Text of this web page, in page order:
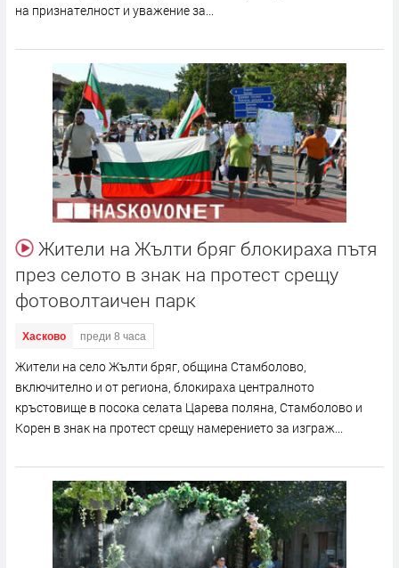
на признателност и уважение за...
Жители на Жълти бряг блокираха пътя
през селото в знак на протест срещу
фотоволтаичен парк
Хасково преди 8 часа
Жители на село Жълти бряг, община Стамболово,
включително и от региона, блокираха централното
кръстовище в посока селата Царева поляна, Стамболово и
Корен в знак на протест срещу намерението за изграж...